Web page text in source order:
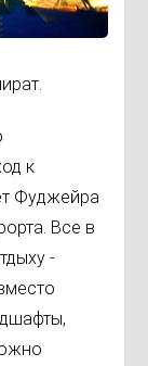
к
Фуджейра
Все в
-